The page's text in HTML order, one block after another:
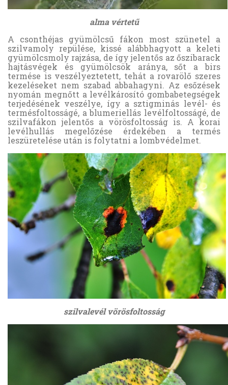
alma vértetű
A csonthéjas gyümölcsű fákon most szünetel a
szilvamoly repülése, kissé alábbhagyott a keleti
gyümölcsmoly rajzása, de így jelentős az őszibarack
hajtásvégek és gyümölcsök aránya, sőt a birs
termése is veszélyeztetett, tehát a rovarölő szeres
kezeléseket nem szabad abbahagyni. Az esőzések
nyomán megnőtt a levélkárosító gombabetegségek
terjedésének veszélye, így a sztigminás levél- és
termésfoltosságé, a blumeriellás levélfoltosságé, de
szilvafákon jelentős a vörösfoltosság is. A korai
levélhullás megelőzése érdekében a termés
leszüretelése után is folytatni a lombvédelmet.
szilvalevél vörösfoltosság